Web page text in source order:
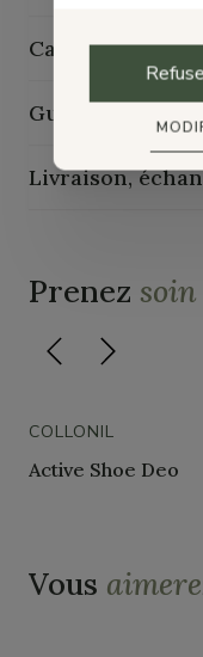
Guide d'entretien
Livraison,
Prenez soin
COLLONIL
Active Shoe Deo
Vous